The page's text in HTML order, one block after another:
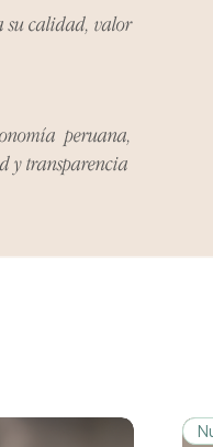
su calidad, valor
peruana,
y transparencia